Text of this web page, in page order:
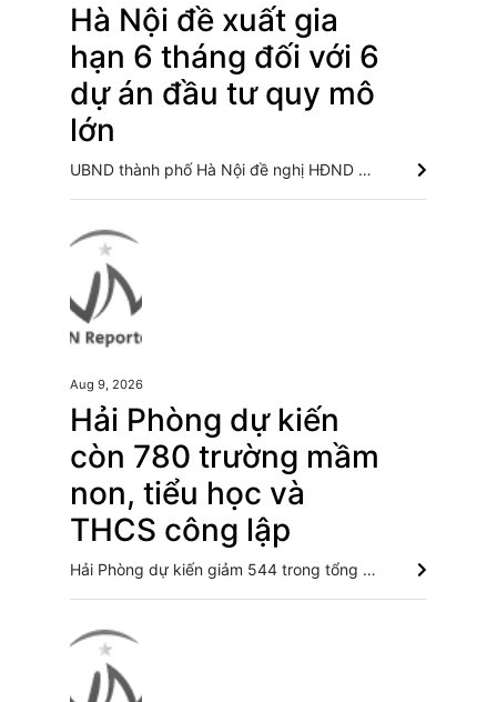
Hà Nội đề xuất gia
hạn 6 tháng đối với 6
dự án đầu tư quy mô
lớn
UBND thành phố Hà Nội đề nghị HĐND gia hạn 6 tháng để hoàn thiện điều kiện khởi công đối với 6 dự án lớn, trong đó có Dự án Trục đại lộ cảnh quan sông Hồng và Khu đô thị thể thao Quốc tế Hà Nội. Bí thư Thành ủy Hà Nội thúc tiến độ hai dự án giao thông trọng điểm Nam Thủ đô Hà Nội quyết liệt xử lý các "điểm nghẽn" úng ngập, môi trường đô thị Sông Hồng và khát vọng kiến tạo Hà Nội trở thành đô thị toàn cầu
Aug 9, 2026
Hải Phòng dự kiến
còn 780 trường mầm
non, tiểu học và
THCS công lập
Hải Phòng dự kiến giảm 544 trong tổng số 1.324 trường mầm non, tiểu học và THCS công lập, tập trung lại nguồn lực nhưng yêu cầu không để việc sắp xếp ảnh hưởng đến việc học của học sinh. Các địa phương đẩy mạnh s���p xếp trường học trước thềm năm học mới Sắp xếp mạng lưới trường học: Tinh gọn đầu mối, nâng cao năng lực quản trị Hà Nội sắp xếp trường học - cuộc chuyển đổi về tư duy quản trị giáo dục